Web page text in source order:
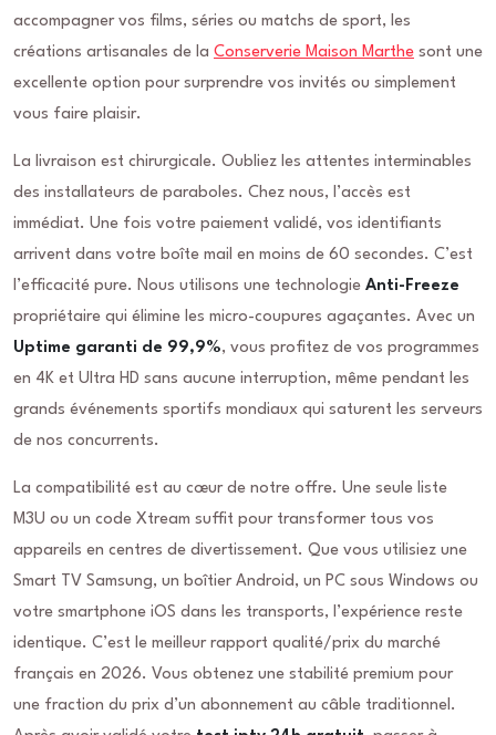
accompagner vos films, séries ou matchs de sport, les
créations artisanales de la Conserverie Maison Marthe sont une
excellente option pour surprendre vos invités ou simplement
vous faire plaisir.
La livraison est chirurgicale. Oubliez les attentes interminables
des installateurs de paraboles. Chez nous, l’accès est
immédiat. Une fois votre paiement validé, vos identifiants
arrivent dans votre boîte mail en moins de 60 secondes. C’est
l’efficacité pure. Nous utilisons une technologie Anti-Freeze
propriétaire qui élimine les micro-coupures agaçantes. Avec un
Uptime garanti de 99,9%, vous profitez de vos programmes
en 4K et Ultra HD sans aucune interruption, même pendant les
grands événements sportifs mondiaux qui saturent les serveurs
de nos concurrents.
La compatibilité est au cœur de notre offre. Une seule liste
M3U ou un code Xtream suffit pour transformer tous vos
appareils en centres de divertissement. Que vous utilisiez une
Smart TV Samsung, un boîtier Android, un PC sous Windows ou
votre smartphone iOS dans les transports, l’expérience reste
identique. C’est le meilleur rapport qualité/prix du marché
français en 2026. Vous obtenez une stabilité premium pour
une fraction du prix d’un abonnement au câble traditionnel.